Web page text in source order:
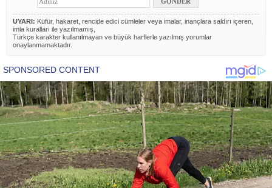
UYARI: Küfür, hakaret, rencide edici cümleler veya imalar, inançlara saldırı içeren,
imla kuralları ile yazılmamış,
Türkçe karakter kullanılmayan ve büyük harflerle yazılmış yorumlar
onaylanmamaktadır.